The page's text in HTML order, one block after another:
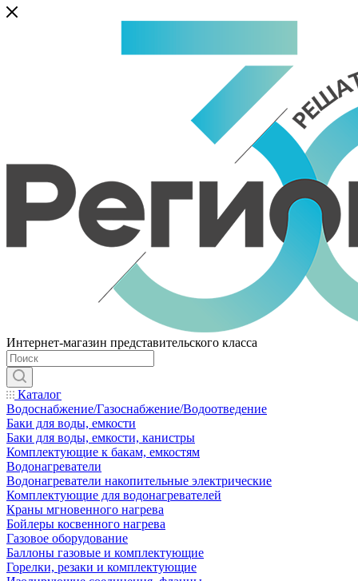
Интернет-магазин представительского класса
Каталог
Водоснабжение/Газоснабжение/Водоотведение
Баки для воды, емкости
Баки для воды, емкости, канистры
Комплектующие к бакам, емкостям
Водонагреватели
Водонагреватели накопительные электрические
Комплектующие для водонагревателей
Краны мгновенного нагрева
Бойлеры косвенного нагрева
Газовое оборудование
Баллоны газовые и комплектующие
Горелки, резаки и комплектующие